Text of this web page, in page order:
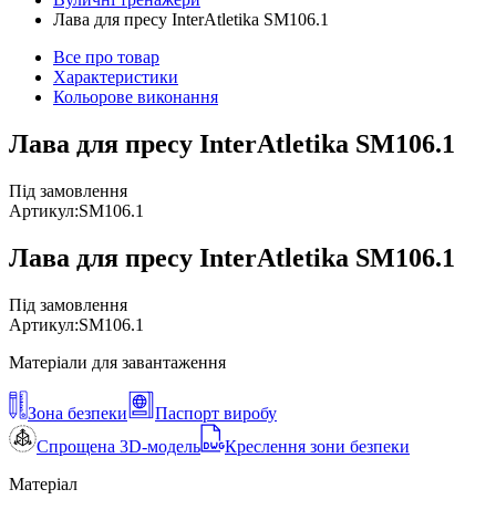
Лава для пресу InterAtletika SM106.1
Все про товар
Характеристики
Кольорове виконання
Лава для пресу InterAtletika SM106.1
Під замовлення
Артикул:SM106.1
Лава для пресу InterAtletika SM106.1
Під замовлення
Артикул:SM106.1
Матеріали для завантаження
Зона безпеки
Паспорт виробу
Спрощена 3D-модель
Креслення зони безпеки
Матеріал